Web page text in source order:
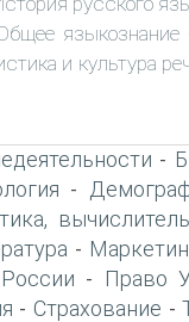
языкознание
и культура
-
-
-
- Право
- Страхование -